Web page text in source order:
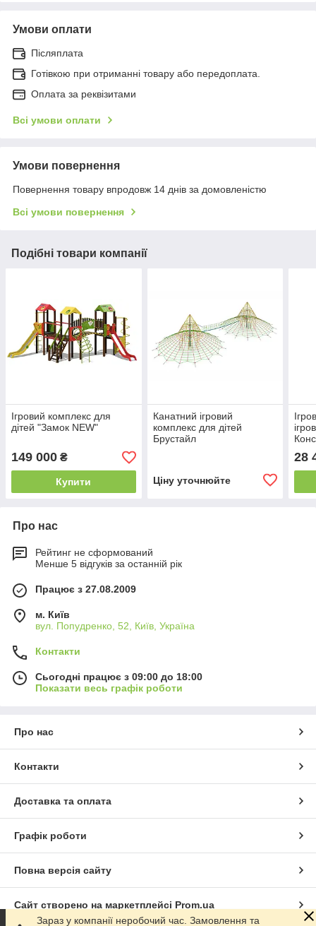
Умови оплати
Післяплата
Готівкою при отриманні товару або передоплата.
Оплата за реквізитами
Всі умови оплати
Умови повернення
Повернення товару впродовж 14 днів за домовленістю
Всі умови повернення
Подібні товари компанії
Ігровий комплекс для
дітей "Замок NEW"
149 000 ₴
Купити
Канатний ігровий
комплекс для дітей
Брустайл
Ціну уточнюйте
28
Про нас
Рейтинг не сформований
Менше 5 відгуків за останній рік
Працює з 27.08.2009
м. Київ
вул. Попудренко, 52, Київ, Україна
Контакти
Сьогодні працює з 09:00 до 18:00
Показати весь графік роботи
Про нас
Контакти
Доставка та оплата
Графік роботи
Повна версія сайту
Сайт створено на маркетплейсі Prom.ua
Зараз у компанії неробочий час. Замовлення та